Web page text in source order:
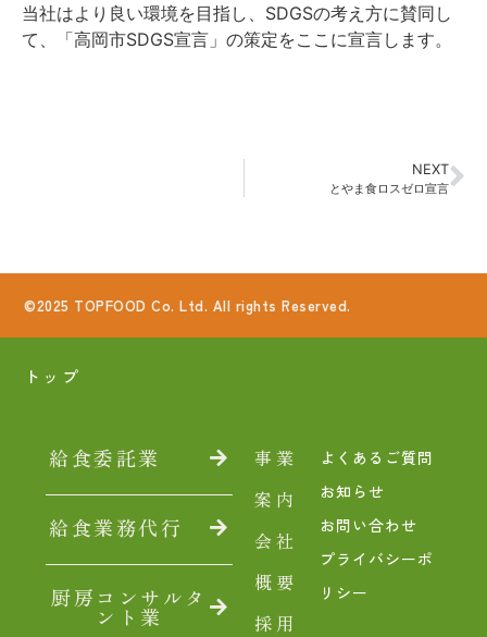
当社はより良い環境を目指し、SDGSの考え方に賛同し
て、「高岡市SDGS宣言 」の策定をここに宣言します。
NEXT
とやま食ロスゼロ宣言
©2025 TOPFOOD Co. Ltd. All rights Reserved.
トップ
給食委託業
給食業務代行
厨房コンサルタ
ント業
事業
案内
会社
概要
採用
よくあるご質問
お知らせ
お問い合わせ
プライバシーポ
リシー